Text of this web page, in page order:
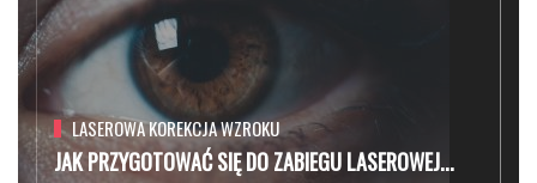
LASEROWA KOREKCJA WZROKU
JAK PRZYGOTOWAĆ SIĘ DO ZABIEGU LASEROWEJ...